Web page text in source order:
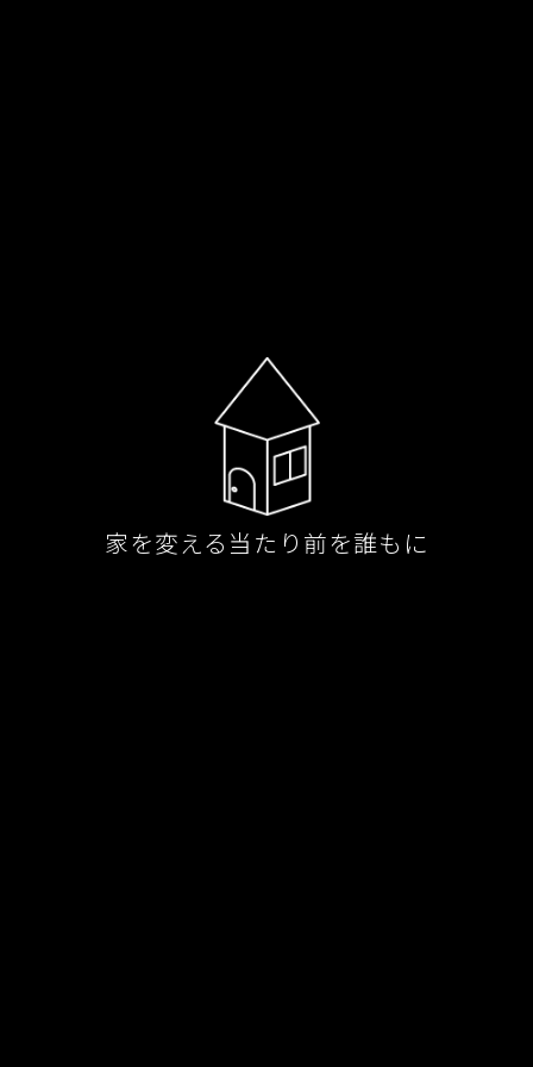
家を変える当たり前を誰もに